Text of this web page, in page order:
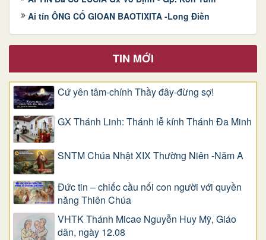
Ai tín ÔNG CỐ GIOAN BAOTIXITA -Long Điền
TIN MỚI
Cứ yên tâm-chính Thầy đây-đừng sợ!
GX Thánh Linh: Thánh lễ kính Thánh Đa Minh
SNTM Chúa Nhật XIX Thường Niên -Năm A
Đức tin – chiếc cầu nối con người với quyền
năng Thiên Chúa
VHTK Thánh Micae Nguyễn Huy Mỹ, Giáo
dân, ngày 12.08